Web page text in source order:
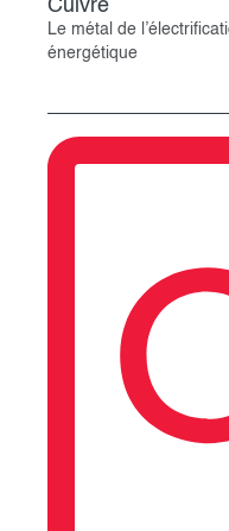
Cuivre
Le métal de
énergétique